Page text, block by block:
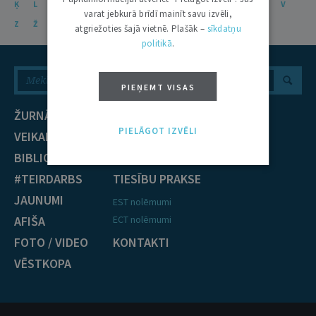
Ķ
L M N Ņ O P R S Š T U
V
Z
Ž
ŽURNĀLS
VEIKALS
BIBLIOTĒKA
#TEIRDARBS
JAUNUMI
AFIŠA
FOTO / VIDEO
VĒSTKOPA
Civiltiesības
TIESĪBU PRAKSE
EST nolēmumi
ECT nolēmumi
KONTAKTI
varat jebkurā brīdī mainīt savu izvēli,
atgriežoties šajā vietnē. Plašāk – sīkdatņu
politikā.
PIEŅEMT VISAS
PIELĀGOT IZVĒLI